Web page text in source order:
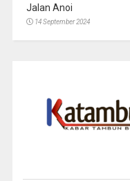
Jalan Anoi
14 September 2024